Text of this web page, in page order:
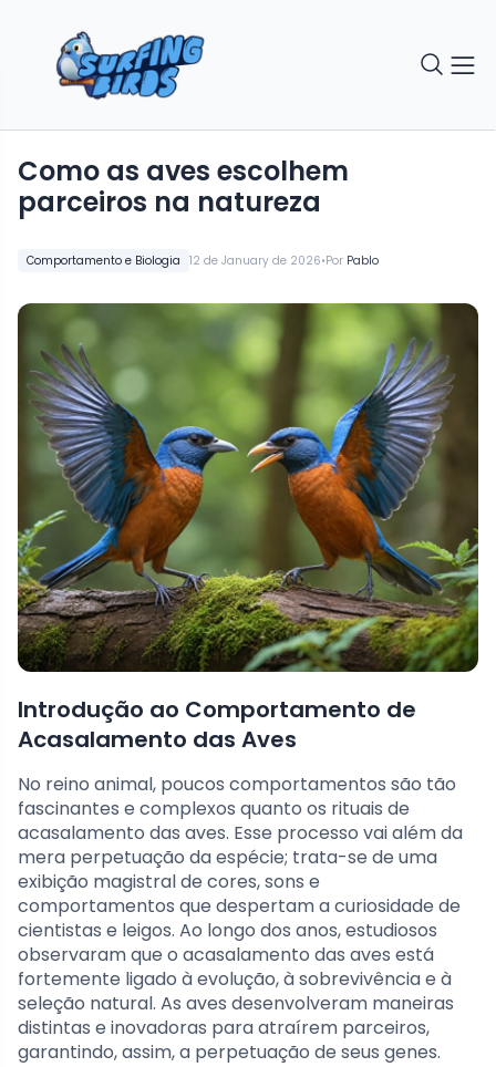
Comportamento e Biologia 12 de January de 2026•Por Pablo
Como as aves escolhem
parceiros na natureza
Introdução ao Comportamento de
Acasalamento das Aves
No reino animal, poucos comportamentos são tão
fascinantes e complexos quanto os rituais de
acasalamento das aves. Esse processo vai além da
mera perpetuação da espécie; trata-se de uma
exibição magistral de cores, sons e
comportamentos que despertam a curiosidade de
cientistas e leigos. Ao longo dos anos, estudiosos
observaram que o acasalamento das aves está
fortemente ligado à evolução, à sobrevivência e à
seleção natural. As aves desenvolveram maneiras
distintas e inovadoras para atraírem parceiros,
garantindo, assim, a perpetuação de seus genes.